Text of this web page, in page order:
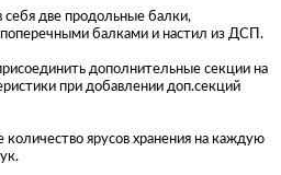
себя две продольные балки,
балками и настил из ДСП.
дополнительные секции на
при добавлении доп.секций
ярусов хранения на каждую